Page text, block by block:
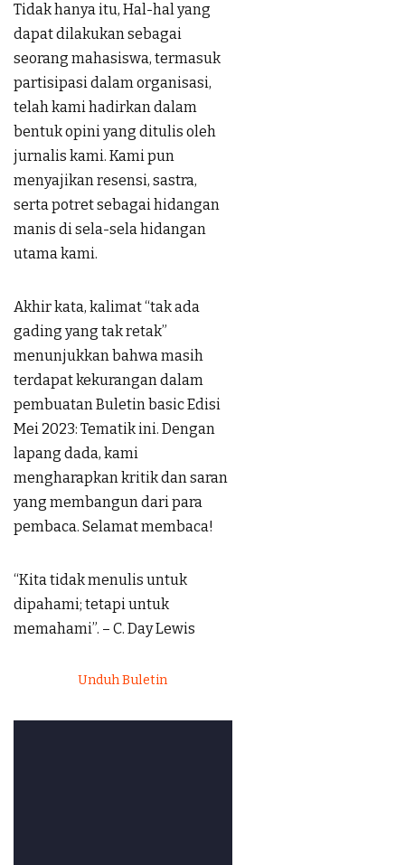
Tidak hanya itu, Hal-hal yang
dapat dilakukan sebagai
seorang mahasiswa, termasuk
partisipasi dalam organisasi,
telah kami hadirkan dalam
bentuk opini yang ditulis oleh
jurnalis kami. Kami pun
menyajikan resensi, sastra,
serta potret sebagai hidangan
manis di sela-sela hidangan
utama kami.
Akhir kata, kalimat “tak ada
gading yang tak retak”
menunjukkan bahwa masih
terdapat kekurangan dalam
pembuatan Buletin basic Edisi
Mei 2023: Tematik ini. Dengan
lapang dada, kami
mengharapkan kritik dan saran
yang membangun dari para
pembaca. Selamat membaca!
“Kita tidak menulis untuk
dipahami; tetapi untuk
memahami”. – C. Day Lewis
Unduh Buletin